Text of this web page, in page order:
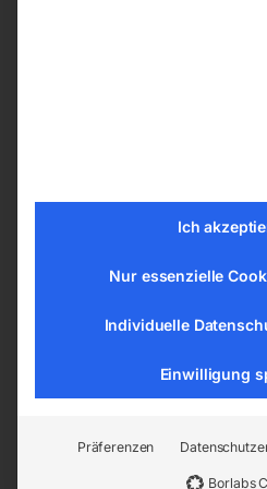
€180,00
Versandkosten
€
This product:
Schwenk-/Tragarm für
Ich
Nur essenzielle
Individuelle
Einwilligung
Präferenzen
Borlabs